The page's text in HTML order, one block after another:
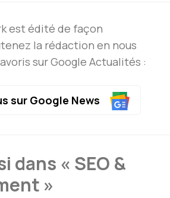
est édité de façon
la rédaction en nous
sur Google Actualités :
sur Google News
dans « SEO &
»